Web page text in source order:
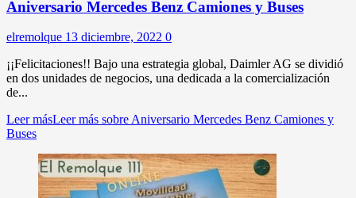
Aniversario Mercedes Benz Camiones y Buses
elremolque 13 diciembre, 2022 0
¡¡Felicitaciones!! Bajo una estrategia global, Daimler AG se dividió
en dos unidades de negocios, una dedicada a la comercialización
de...
Leer másLeer más sobre Aniversario Mercedes Benz Camiones y
Buses